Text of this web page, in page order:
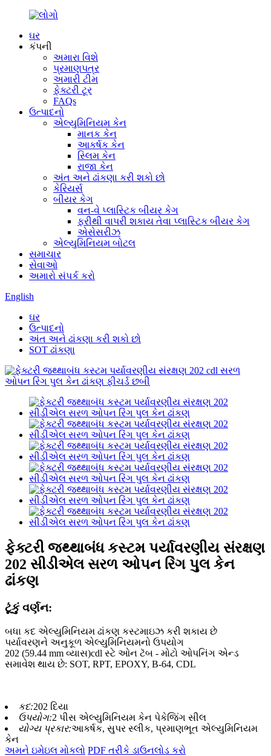
ઘર
કંપની
અમારા વિશે
પ્રમાણપત્ર
અમારી ટીમ
ફેક્ટરી ટૂર
FAQs
ઉત્પાદનો
એલ્યુમિનિયમ કેન
માનક કેન
આકર્ષક કેન
સ્લિમ કેન
રાજા કેન
અંત અને ઢાંકણા કરી શકો છો
કેરિયર્સ
બીયર કેગ
વન-વે પ્લાસ્ટિક બીયર કેગ
ફરીથી વાપરી શકાય તેવા પ્લાસ્ટિક બીયર કેગ
એસેસરીઝ
એલ્યુમિનિયમ બોટલ
સમાચાર
સેવાઓ
અમારો સંપર્ક કરો
English
ઘર
ઉત્પાદનો
અંત અને ઢાંકણા કરી શકો છો
SOT ઢાંકણા
ફેક્ટરી જથ્થાબંધ કસ્ટમ પર્યાવરણીય સંરક્ષણ
202 સીડીએલ સરળ ઓપન રિંગ પુલ કેન
ઢાંકણ
ટૂંકું વર્ણન:
બધા કદ એલ્યુમિનિયમ ઢાંકણ કસ્ટમાઇઝ કરી શકાય છે
પર્યાવરણને અનુકૂળ એલ્યુમિનિયમનો ઉપયોગ
202 (59.44 mm વ્યાસ)cdl સ્ટે ઓન ટૅબ - મોટો ઓપનિંગ એન્ડ
સમાવેશ થાય છે: SOT, RPT, EPOXY, B-64, CDL
કદ:202 દિયા
ઉપયોગ:2 પીસ એલ્યુમિનિયમ કેન પેકેજિંગ સીલ
યોગ્ય પ્રકાર:આકર્ષક, સુપર સ્લીક, પ્રમાણભૂત એલ્યુમિનિયમ
કેન
અમને ઇમેઇલ મોકલો PDF તરીકે ડાઉનલોડ કરો